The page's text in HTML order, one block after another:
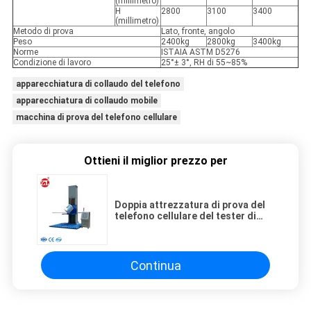
H
(millimetro)
2800 3100 3400
Metodo di prova
Lato, fronte, angolo
Peso
2400kg 2800kg
3400kg
Norme
ISTAIA ASTM D5276
Condizione di lavoro
25°± 3°, RH di 55~85%
apparecchiatura di collaudo del telefono
apparecchiatura di collaudo mobile
macchina di prova del telefono cellulare
Ottieni il miglior prezzo per
Doppia attrezzatura di prova del
telefono cellulare del tester di
l'attenuazione idraulica
Continua